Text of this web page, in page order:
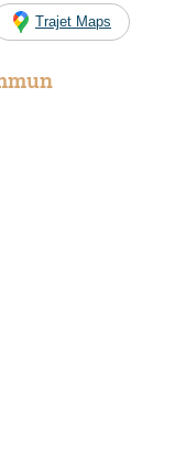
Trajet Maps